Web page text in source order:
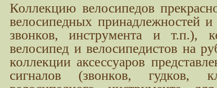
Коллекцию велосипедов
велосипедных принадлежностей и
звонков, инструмента и т.п.),
велосипед и велосипедистов на
коллекции аксессуаров
сигналов (звонков, гудков,